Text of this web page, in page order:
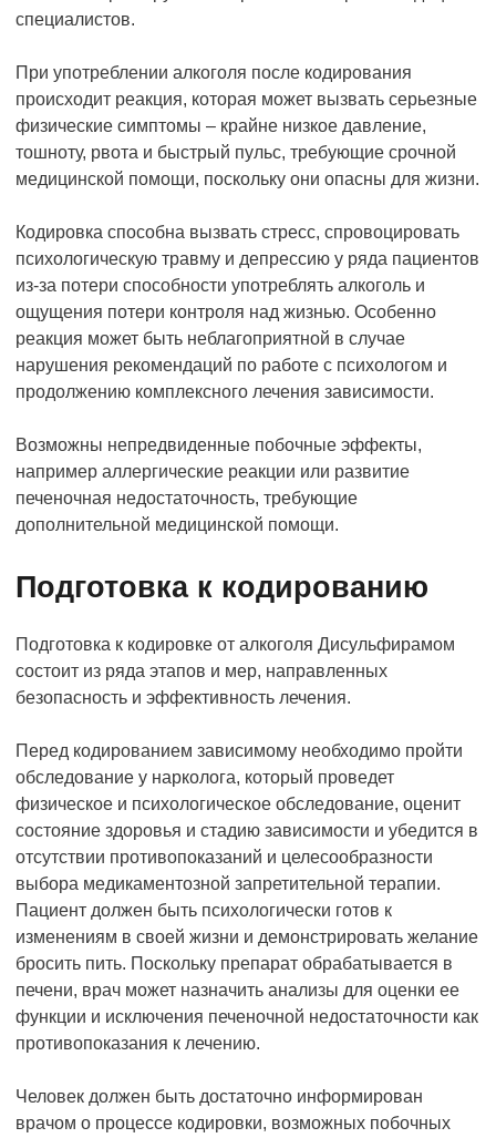
специалистов.
При употреблении алкоголя после кодирования
происходит реакция, которая может вызвать серьезные
физические симптомы – крайне низкое давление,
тошноту, рвота и быстрый пульс, требующие срочной
медицинской помощи, поскольку они опасны для жизни.
Кодировка способна вызвать стресс, спровоцировать
психологическую травму и депрессию у ряда пациентов
из-за потери способности употреблять алкоголь и
ощущения потери контроля над жизнью. Особенно
реакция может быть неблагоприятной в случае
нарушения рекомендаций по работе с психологом и
продолжению комплексного лечения зависимости.
Возможны непредвиденные побочные эффекты,
например аллергические реакции или развитие
печеночная недостаточность, требующие
дополнительной медицинской помощи.
Подготовка к кодированию
Подготовка к кодировке от алкоголя Дисульфирамом
состоит из ряда этапов и мер, направленных
безопасность и эффективность лечения.
Перед кодированием зависимому необходимо пройти
обследование у нарколога, который проведет
физическое и психологическое обследование, оценит
состояние здоровья и стадию зависимости и убедится в
отсутствии противопоказаний и целесообразности
выбора медикаментозной запретительной терапии.
Пациент должен быть психологически готов к
изменениям в своей жизни и демонстрировать желание
бросить пить. Поскольку препарат обрабатывается в
печени, врач может назначить анализы для оценки ее
функции и исключения печеночной недостаточности как
противопоказания к лечению.
Человек должен быть достаточно информирован
врачом о процессе кодировки, возможных побочных